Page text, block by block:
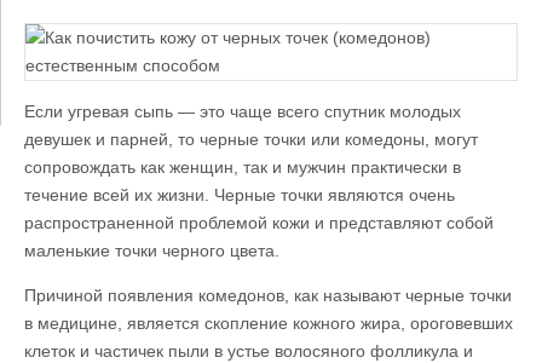
Если угревая сыпь — это чаще всего спутник молодых
девушек и парней, то черные точки или комедоны, могут
сопровождать как женщин, так и мужчин практически в
течение всей их жизни. Черные точки являются очень
распространенной проблемой кожи и представляют собой
маленькие точки черного цвета.
Причиной появления комедонов, как называют черные точки
в медицине, является скопление кожного жира, ороговевших
клеток и частичек пыли в устье волосяного фолликула и